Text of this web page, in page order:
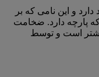
و این نامی که بر
پارچه دارد. ضخامت
بیشتر است و توسط